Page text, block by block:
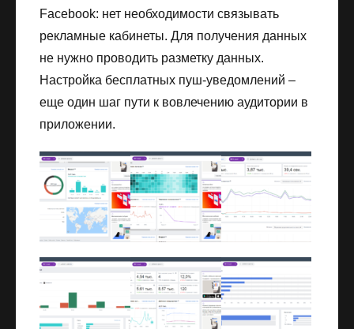
Facebook: нет необходимости связывать
рекламные кабинеты. Для получения данных
не нужно проводить разметку данных.
Настройка бесплатных пуш-уведомлений –
еще один шаг пути к вовлечению аудитории в
приложении.